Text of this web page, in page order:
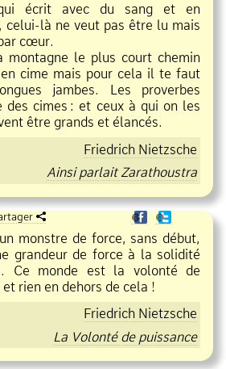
écrit avec du sang et en
celui là ne veut pas être lu mais
cœur.
le plus court chemin
cime mais pour cela il te faut
jambes. Les proverbes
des cimes : et ceux à qui on les
être grands et élancés.
Friedrich Nietzsche
Ainsi parlait Zarathoustra
❶ ❶
monstre de force, sans début,
grandeur de force à la solidité
Ce monde est la volonté de
rien en dehors de cela !
Friedrich Nietzsche
La Volonté de puissance